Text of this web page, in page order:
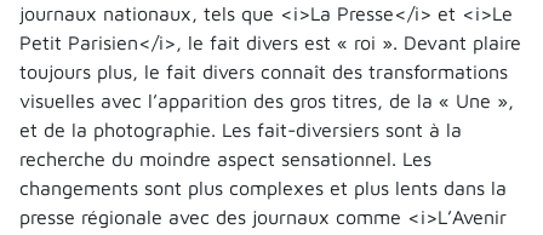
journaux nationaux, tels que <i>La Presse</i> et <i>Le
Petit Parisien</i>, le fait divers est « roi ». Devant plaire
toujours plus, le fait divers connaît des transformations
visuelles avec l’apparition des gros titres, de la « Une »,
et de la photographie. Les fait-diversiers sont à la
recherche du moindre aspect sensationnel. Les
changements sont plus complexes et plus lents dans la
presse régionale avec des journaux comme <i>L’Avenir